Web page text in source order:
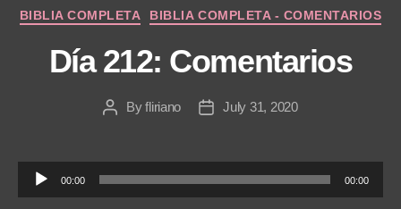
Categories
BIBLIA COMPLETA BIBLIA COMPLETA - COMENTARIOS
Día 212: Comentarios
PostByfliriano
PostJuly 31, 2020
u
00:00 00:00